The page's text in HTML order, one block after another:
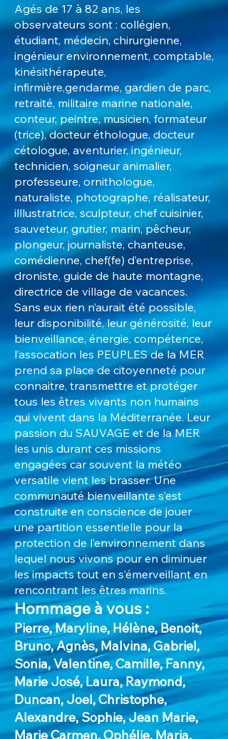
Agés de 17 à 82 ans, les
observateurs sont : collégien,
étudiant, médecin, chirurgienne,
ingénieur environnement, comptable,
kinésithérapeute,
infirmière,gendarme, gardien de parc,
retraité, militaire marine nationale,
conteur, peintre, musicien, formateur
(trice), docteur éthologue, docteur
cétologue, aventurier, ingénieur,
technicien, soigneur animalier,
professeure, ornithologue,
naturaliste, photographe, réalisateur,
illlustratrice, sculpteur, chef cuisinier,
sauveteur, grutier, marin, pêcheur,
plongeur, journaliste, chanteuse,
comédienne, chef(fe) d’entreprise,
droniste, guide de haute montagne,
directrice de village de vacances.
Sans eux rien n’aurait été possible,
leur disponibilité, leur générosité, leur
bienveillance, énergie, compétence,
l’assocation les PEUPLES de la MER
prend sa place de citoyenneté pour
connaitre, transmettre et protéger
tous les êtres vivants non humains
qui vivent dans la Méditerranée. Leur
passion du SAUVAGE et de la MER
les unis durant ces missions
engagées car souvent la météo
versatile vient les brasser. Une
communauté bienveillante s’est
construite en conscience de jouer
une partition essentielle pour la
protection de l’environnement dans
lequel nous vivons pour en diminuer
les impacts tout en s’émerveillant en
rencontrant les êtres marins.
Hommage à vous :
Pierre, Maryline, Hélène, Benoit,
Bruno, Agnès, Malvina, Gabriel,
Sonia, Valentine, Camille, Fanny,
Marie José, Laura, Raymond,
Duncan, Joel, Christophe,
Alexandre, Sophie, Jean Marie,
Marie Carmen, Ophélie, Maria,